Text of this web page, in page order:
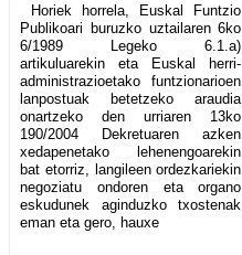
Horiek horrela, Euskal Funtzio
Publikoari buruzko uztailaren 6ko
6/1989 Legeko 6.1.a)
artikuluarekin eta Euskal herri-
administrazioetako funtzionarioen
lanpostuak betetzeko araudia
onartzeko den urriaren 13ko
190/2004 Dekretuaren azken
xedapenetako lehenengoarekin
bat etorriz, langileen ordezkariekin
negoziatu ondoren eta organo
eskudunek aginduzko txostenak
eman eta gero, hauxe